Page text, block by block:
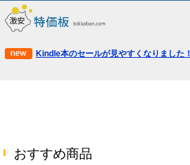
Kindle本のセールが見やすくなりました！
おすすめ商品